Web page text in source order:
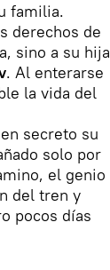
familia.
derechos de
sino a su hija
. Al enterarse
la vida del
secreto su
solo por
el genio
del tren y
pocos días